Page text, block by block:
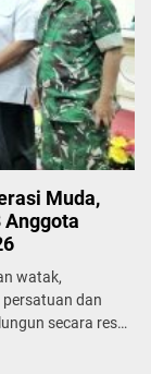
Muda,
watak,
persatuan dan
secara resmi